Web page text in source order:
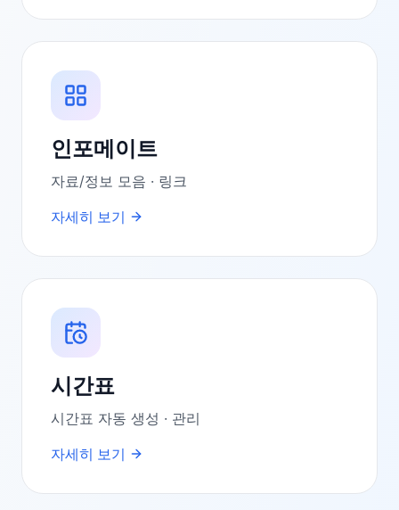
인포메이트
자료/정보 모음 · 링크
자세히 보기
시간표
시간표 자동 생성 · 관리
자세히 보기